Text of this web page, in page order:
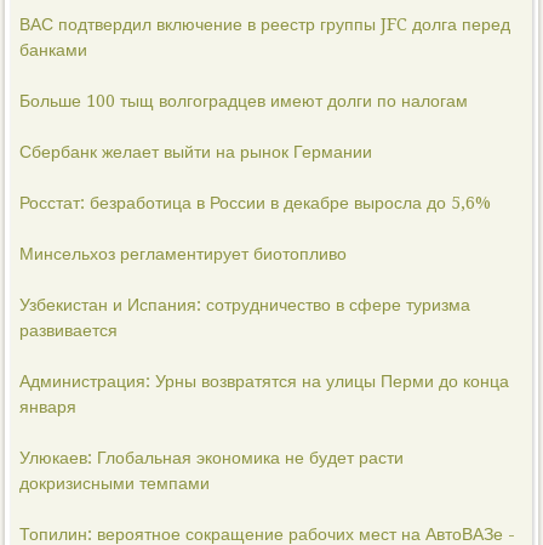
ВАС подтвердил включение в реестр группы JFC долга перед
банками
Больше 100 тыщ волгоградцев имеют долги по налогам
Сбербанк желает выйти на рынок Германии
Росстат: безработица в России в декабре выросла до 5,6%
Минсельхоз регламентирует биотопливо
Узбекистан и Испания: сотрудничество в сфере туризма
развивается
Администрация: Урны возвратятся на улицы Перми до конца
января
Улюкаев: Глобальная экономика не будет расти
докризисными темпами
Топилин: вероятное сокращение рабочих мест на АвтоВАЗе -